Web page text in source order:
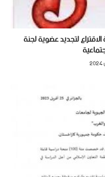
لتجديد عضوية لجنة